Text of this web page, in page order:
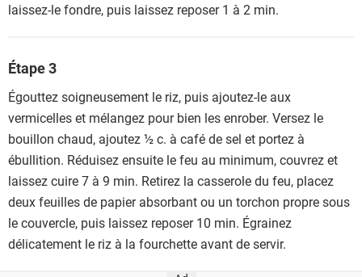
laissez-le fondre, puis laissez reposer 1 à 2 min.
Étape 3
Égouttez soigneusement le riz, puis ajoutez-le aux
vermicelles et mélangez pour bien les enrober. Versez le
bouillon chaud, ajoutez ½ c. à café de sel et portez à
ébullition. Réduisez ensuite le feu au minimum, couvrez et
laissez cuire 7 à 9 min. Retirez la casserole du feu, placez
deux feuilles de papier absorbant ou un torchon propre sous
le couvercle, puis laissez reposer 10 min. Égrainez
délicatement le riz à la fourchette avant de servir.